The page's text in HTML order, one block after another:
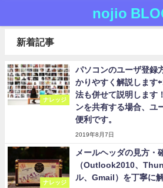
nojio
新着記事
ナレッジ
パソコンのユーザ登
かりやすく解説します
法も併せて説明します
ンを共有する場合、ユ
便利です。
2019年8月7日
ナレッジ
メールヘッダの見方・
（Outlook2010、
ル、Gmail）を丁寧に